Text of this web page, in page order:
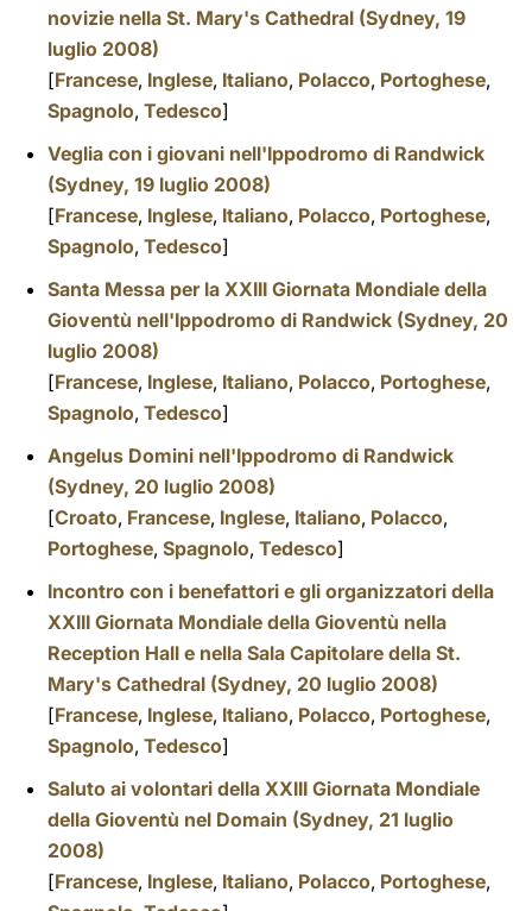
novizie nella St. Mary's Cathedral (Sydney, 19
luglio 2008)
[Francese, Inglese, Italiano, Polacco, Portoghese,
Spagnolo, Tedesco]
Veglia con i giovani nell'Ippodromo di Randwick
(Sydney, 19 luglio 2008)
[Francese, Inglese, Italiano, Polacco, Portoghese,
Spagnolo, Tedesco]
Santa Messa per la XXIII Giornata Mondiale della
Gioventù nell'Ippodromo di Randwick (Sydney, 20
luglio 2008)
[Francese, Inglese, Italiano, Polacco, Portoghese,
Spagnolo, Tedesco]
Angelus Domini nell'Ippodromo di Randwick
(Sydney, 20 luglio 2008)
[Croato, Francese, Inglese, Italiano, Polacco,
Portoghese, Spagnolo, Tedesco]
Incontro con i benefattori e gli organizzatori della
XXIII Giornata Mondiale della Gioventù nella
Reception Hall e nella Sala Capitolare della St.
Mary's Cathedral (Sydney, 20 luglio 2008)
[Francese, Inglese, Italiano, Polacco, Portoghese,
Spagnolo, Tedesco]
Saluto ai volontari della XXIII Giornata Mondiale
della Gioventù nel Domain (Sydney, 21 luglio
2008)
[Francese, Inglese, Italiano, Polacco, Portoghese,